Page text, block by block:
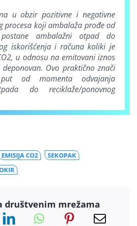
u obzir pozitivne i negativne
procesa koji ambalaža prođe od
ambalažni otpad do
iskorišćenja i računa koliki je
u odnosu na emitovani iznos
Ovo praktično znači
od momenta odvajanja
do reciklaže/ponovnog
EMISIJA CO2
SEKOPAK
društvenim mrežama